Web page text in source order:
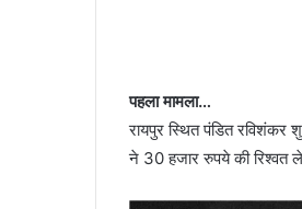
पहला मामला…
रायपुर स्थित पंडित रविशंकर
ने 30 हजार रुपये की रिश्वत